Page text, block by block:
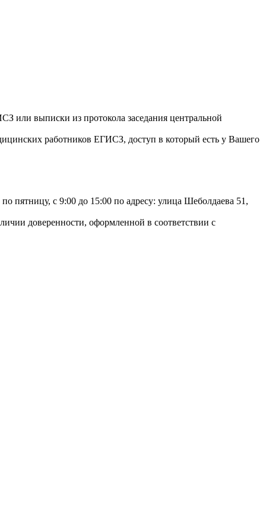
или выписки из протокола заседания центральной
работников ЕГИСЗ, доступ в который есть у Вашего
пятницу, с 9:00 до 15:00 по адресу: улица Шеболдаева 51,
доверенности, оформленной в соответствии с